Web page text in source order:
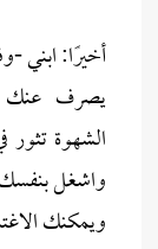
أخيرًا: ابني
يصرف عنك
الشهوة تثور
واشغل
ويمكنك